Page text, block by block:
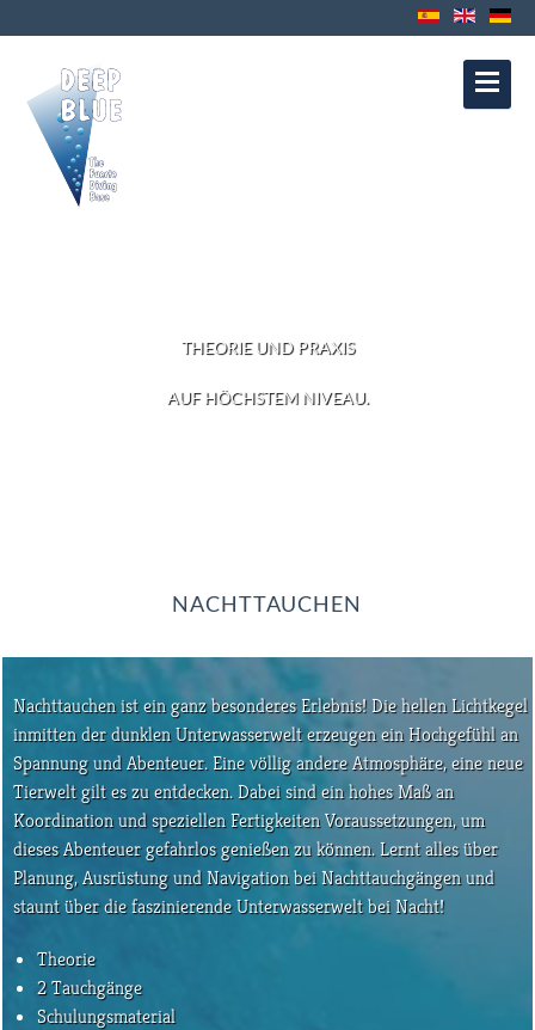
Aviso Legal
THEORIE UND PRAXIS
AUF HÖCHSTEM NIVEAU.
NACHTTAUCHEN
Nachttauchen ist ein ganz besonderes Erlebnis! Die hellen Lichtkegel
inmitten der dunklen Unterwasserwelt erzeugen ein Hochgefühl an
Spannung und Abenteuer. Eine völlig andere Atmosphäre, eine neue
Tierwelt gilt es zu entdecken. Dabei sind ein hohes Maß an
Koordination und speziellen Fertigkeiten Voraussetzungen, um
dieses Abenteuer gefahrlos genießen zu können. Lernt alles über
Planung, Ausrüstung und Navigation bei Nachttauchgängen und
staunt über die faszinierende Unterwasserwelt bei Nacht!
Theorie
2 Tauchgänge
Schulungsmaterial